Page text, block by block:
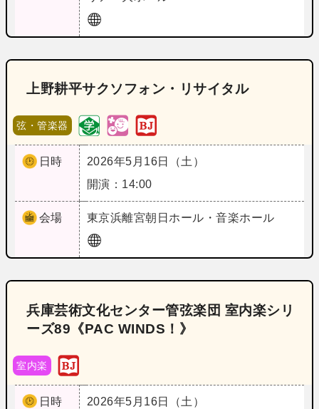
上野耕平サクソフォン・リサイタル
弦・管楽器
日時
2026年5月16日（土）
開演：14:00
会場 東京浜離宮朝日ホール・音楽ホール
兵庫芸術文化センター管弦楽団 室内楽シリ
ーズ89《PAC WINDS！》
室内楽
日時
2026年5月16日（土）